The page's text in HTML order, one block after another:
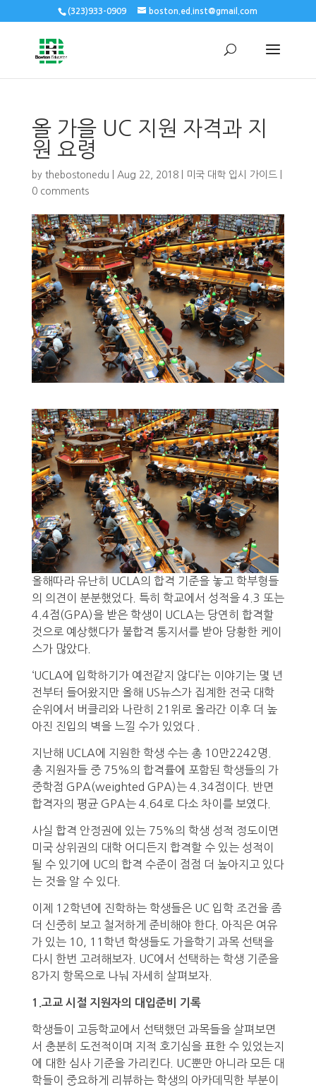
(323)933-0909 boston.ed.inst@gmail.com
올 가을 UC 지원 자격과 지
원 요령
by thebostonedu Aug 22, 2018| 미국 대학 입시 가이드|
0 comments
올해따라 유난히 UCLA의 합격 기준을 놓고 학부형들
의 의견이 분분했었다. 특히 학교에서 성적을 4.3 또는
4.4점(GPA)을 받은 학생이 UCLA는 당연히 합격할
것으로 예상했다가 불합격 통지서를 받아 당황한 케이
스가 많았다.
‘UCLA에 입학하기가 예전같지 않다’는 이야기는 몇 년
전부터 들어왔지만 올해 US뉴스가 집계한 전국 대학
순위에서 버클리와 나란히 21위로 올라간 이후 더 높
아진 진입의 벽을 느낄 수가 있었다 .
지난해 UCLA에 지원한 학생 수는 총 10만2242명.
총 지원자들 중 75%의 합격률에 포함된 학생들의 가
중학점 GPA(weighted GPA)는 4.34점이다. 반면
합격자의 평균 GPA는 4.64로 다소 차이를 보였다.
사실 합격 안정권에 있는 75%의 학생 성적 정도이면
미국 상위권의 대학 어디든지 합격할 수 있는 성적이
될 수 있기에 UC의 합격 수준이 점점 더 높아지고 있다
는 것을 알 수 있다.
이제 12학년에 진학하는 학생들은 UC 입학 조건을 좀
더 신중히 보고 철저하게 준비해야 한다. 아직은 여유
가 있는 10, 11학년 학생들도 가을학기 과목 선택을
다시 한번 고려해보자. UC에서 선택하는 학생 기준을
8가지 항목으로 나눠 자세히 살펴보자.
1.고교 시절 지원자의 대입준비 기록
학생들이 고등학교에서 선택했던 과목들을 살펴보면
서 충분히 도전적이며 지적 호기심을 표한 수 있었는지
에 대한 심사 기준을 가리킨다. UC뿐만 아니라 모든 대
학들이 중요하게 리뷰하는 학생의 아카데믹한 부분이